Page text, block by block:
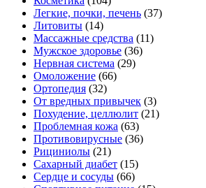
Легкие, почки, печень (37)
Литовиты (14)
Массажные средства (11)
Мужское здоровье (36)
Нервная система (29)
Омоложение (66)
Ортопедия (32)
От вредных привычек (3)
Похудение, целлюлит (21)
Проблемная кожа (63)
Противовирусные (36)
Рициниолы (21)
Сахарный диабет (15)
Сердце и сосуды (66)